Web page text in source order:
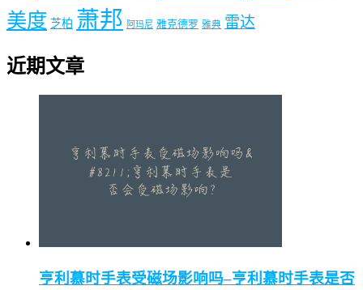
美度 芝柏 萧邦 阿玛尼 雅克德罗 雅典 雷达
近期文章
亨利慕时手表受磁场影响吗–亨利慕时手表是否